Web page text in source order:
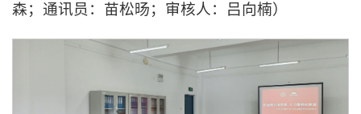
森；通讯员：苗松旸；审核人：吕向楠）